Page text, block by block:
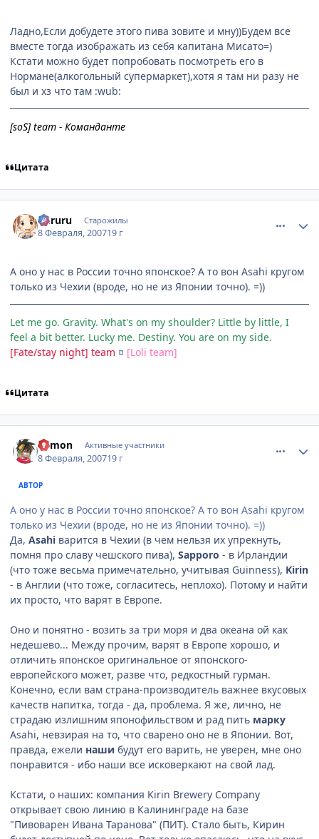
Ладно,Если добудете этого пива зовите и мну))Будем все
вместе тогда изображать из себя капитана Мисато=)
Кстати можно будет попробовать посмотреть его в
Нормане(алкогольный супермаркет),хотя я там ни разу не
был и хз что там :wub:
[soS] team - Команданте
Цитата
Kururu Старожилы
8 Февраля, 200719 г
А оно у нас в России точно японское? А то вон Asahi кругом
только из Чехии (вроде, но не из Японии точно). =))
Let me go. Gravity. What's on my shoulder? Little by little, I
feel a bit better. Lucky me. Destiny. You are on my side.
[Fate/stay night] team ¤ [Loli team]
Цитата
Edmon Активные участники
8 Февраля, 200719 г
АВТОР
А оно у нас в России точно японское? А то вон Asahi кругом
только из Чехии (вроде, но не из Японии точно). =))
Да, Asahi варится в Чехии (в чем нельзя их упрекнуть,
помня про славу чешского пива), Sapporo - в Ирландии
(что тоже весьма примечательно, учитывая Guinness), Kirin
- в Англии (что тоже, согласитесь, неплохо). Потому и найти
их просто, что варят в Европе.
Оно и понятно - возить за три моря и два океана ой как
недешево... Между прочим, варят в Европе хорошо, и
отличить японское оригинальное от японского-
европейского может, разве что, редкостный гурман.
Конечно, если вам страна-производитель важнее вкусовых
качеств напитка, тогда - да, проблема. Я же, лично, не
страдаю излишним японофильством и рад пить марку
Asahi, невзирая на то, что сварено оно не в Японии. Вот,
правда, ежели наши будут его варить, не уверен, мне оно
понравится - ибо наши все исковеркают на свой лад.
Кстати, о наших: компания Kirin Brewery Company
открывает свою линию в Калининграде на базе
"Пивоварен Ивана Таранова" (ПИТ). Стало быть, Кирин